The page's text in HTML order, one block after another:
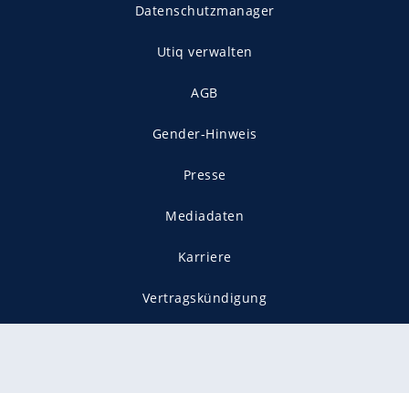
Datenschutzmanager
Utiq verwalten
AGB
Gender-Hinweis
Presse
Mediadaten
Karriere
Vertragskündigung